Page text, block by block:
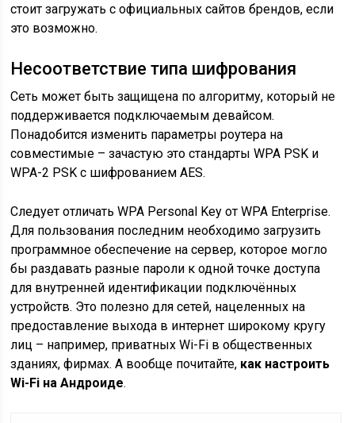
стоит загружать с официальных сайтов брендов, если
это возможно.
Несоответствие типа шифрования
Сеть может быть защищена по алгоритму, который не
поддерживается подключаемым девайсом.
Понадобится изменить параметры роутера на
совместимые – зачастую это стандарты WPA PSK и
WPA-2 PSK с шифрованием AES.
Следует отличать WPA Personal Key от WPA Enterprise.
Для пользования последним необходимо загрузить
программное обеспечение на сервер, которое могло
бы раздавать разные пароли к одной точке доступа
для внутренней идентификации подключённых
устройств. Это полезно для сетей, нацеленных на
предоставление выхода в интернет широкому кругу
лиц – например, приватных Wi-Fi в общественных
зданиях, фирмах. А вообще почитайте, как настроить
Wi-Fi на Андроиде.